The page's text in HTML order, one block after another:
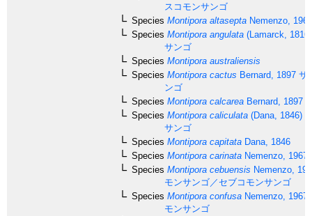
スコモンサンゴ
Species Montipora altasepta Nemenzo, 1967
Species Montipora angulata (Lamarck, 1816)
サンゴ
Species Montipora australiensis
Species Montipora cactus Bernard, 1897 サ
ンゴ
Species Montipora calcarea Bernard, 1897
Species Montipora caliculata (Dana, 1846)
サンゴ
Species Montipora capitata Dana, 1846
Species Montipora carinata Nemenzo, 1967
Species Montipora cebuensis Nemenzo,
モンサンゴ／セブコモンサンゴ
Species Montipora confusa Nemenzo, 1967
モンサンゴ